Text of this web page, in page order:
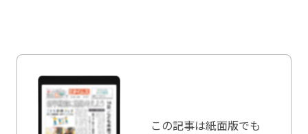
この記事は紙面版でも